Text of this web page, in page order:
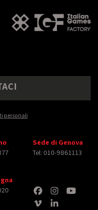
personali
Sede di Genova
Tel: 010-9861113